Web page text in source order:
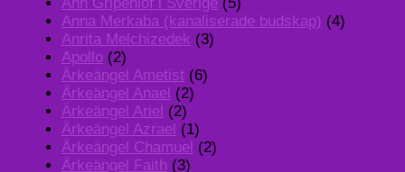
Ann Gripenlöf i Sverige (5)
Anna Merkaba (kanaliserade budskap) (4)
Anrita Melchizedek (3)
Apollo (2)
Ärkeängel Ametist (6)
Ärkeängel Anael (2)
Ärkeängel Ariel (2)
Ärkeängel Azrael (1)
Ärkeängel Chamuel (2)
Ärkeängel Faith (3)